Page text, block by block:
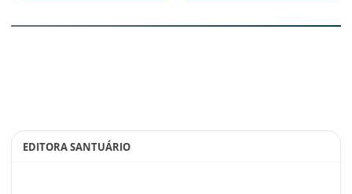
EDITORA SANTUÁRIO